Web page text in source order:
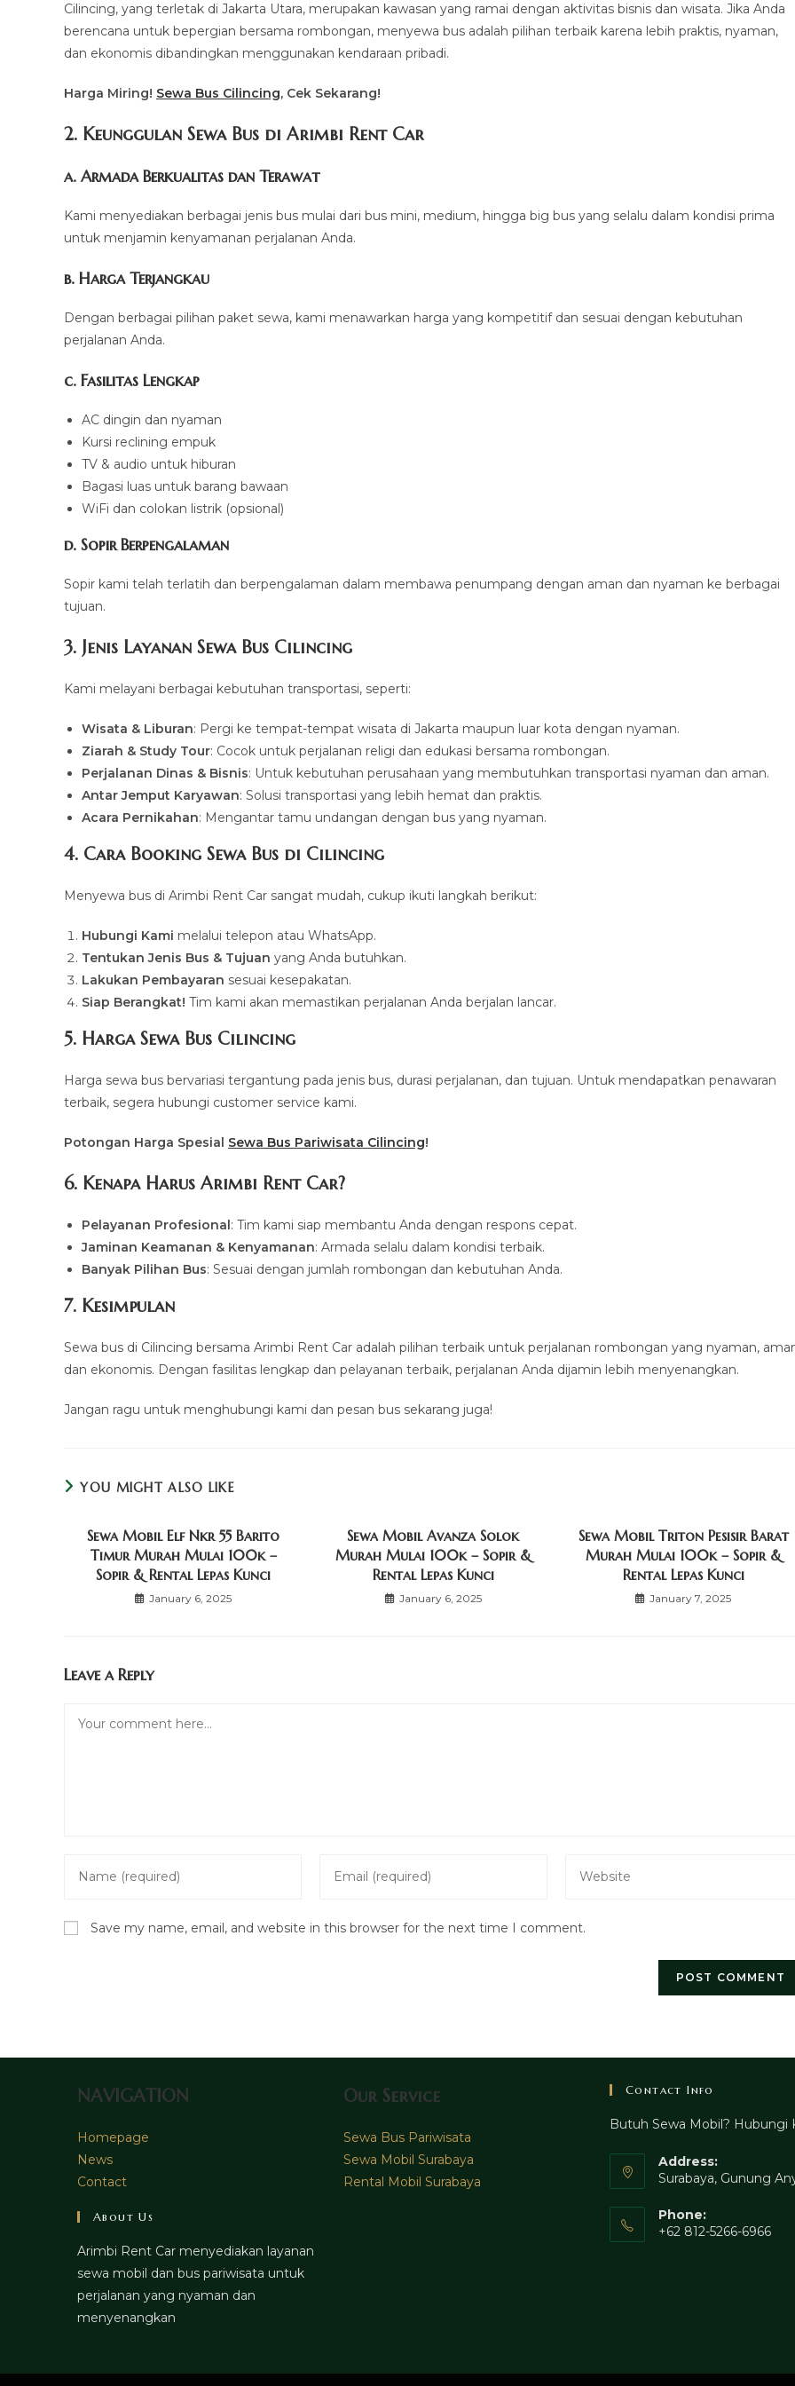
Cilincing, yang terletak di Jakarta Utara, merupakan kawasan yang ramai dengan aktivitas bisnis dan wisata. Jika Anda
berencana untuk bepergian bersama rombongan, menyewa bus adalah pilihan terbaik karena lebih praktis, nyaman,
dan ekonomis dibandingkan menggunakan kendaraan pribadi.
Harga Miring! Sewa Bus Cilincing, Cek Sekarang!
2. Keunggulan Sewa Bus di Arimbi Rent Car
a. Armada Berkualitas dan Terawat
Kami menyediakan berbagai jenis bus mulai dari bus mini, medium, hingga big bus yang selalu dalam kondisi prima
untuk menjamin kenyamanan perjalanan Anda.
b. Harga Terjangkau
Dengan berbagai pilihan paket sewa, kami menawarkan harga yang kompetitif dan sesuai dengan kebutuhan
perjalanan Anda.
c. Fasilitas Lengkap
AC dingin dan nyaman
Kursi reclining empuk
TV & audio untuk hiburan
Bagasi luas untuk barang bawaan
WiFi dan colokan listrik (opsional)
d. Sopir Berpengalaman
Sopir kami telah terlatih dan berpengalaman dalam membawa penumpang dengan aman dan nyaman ke berbagai
tujuan.
3. Jenis Layanan Sewa Bus Cilincing
Kami melayani berbagai kebutuhan transportasi, seperti:
Wisata & Liburan: Pergi ke tempat-tempat wisata di Jakarta maupun luar kota dengan nyaman.
Ziarah & Study Tour: Cocok untuk perjalanan religi dan edukasi bersama rombongan.
Perjalanan Dinas & Bisnis: Untuk kebutuhan perusahaan yang membutuhkan transportasi nyaman dan aman.
Antar Jemput Karyawan: Solusi transportasi yang lebih hemat dan praktis.
Acara Pernikahan: Mengantar tamu undangan dengan bus yang nyaman.
4. Cara Booking Sewa Bus di Cilincing
Menyewa bus di Arimbi Rent Car sangat mudah, cukup ikuti langkah berikut:
Hubungi Kami melalui telepon atau WhatsApp.
Tentukan Jenis Bus & Tujuan yang Anda butuhkan.
Lakukan Pembayaran sesuai kesepakatan.
Siap Berangkat! Tim kami akan memastikan perjalanan Anda berjalan lancar.
5. Harga Sewa Bus Cilincing
Harga sewa bus bervariasi tergantung pada jenis bus, durasi perjalanan, dan tujuan. Untuk mendapatkan penawaran
terbaik, segera hubungi customer service kami.
Potongan Harga Spesial Sewa Bus Pariwisata Cilincing!
6. Kenapa Harus Arimbi Rent Car?
Pelayanan Profesional: Tim kami siap membantu Anda dengan respons cepat.
Jaminan Keamanan & Kenyamanan: Armada selalu dalam kondisi terbaik.
Banyak Pilihan Bus: Sesuai dengan jumlah rombongan dan kebutuhan Anda.
7. Kesimpulan
Sewa bus di Cilincing bersama Arimbi Rent Car adalah pilihan terbaik untuk perjalanan rombongan yang nyaman,
dan ekonomis. Dengan fasilitas lengkap dan pelayanan terbaik, perjalanan Anda dijamin lebih menyenangkan.
Jangan ragu untuk menghubungi kami dan pesan bus sekarang juga!
YOU MIGHT ALSO LIKE
Sewa Mobil Elf Nkr 55 Barito
Timur Murah Mulai 100k –
Sopir & Rental Lepas Kunci
January 6, 2025
Sewa Mobil Avanza Solok
Murah Mulai 100k – Sopir &
Rental Lepas Kunci
January 6, 2025
Sewa Mobil Triton Pesisir Barat
Murah Mulai 100k – Sopir &
Rental Lepas Kunci
January 7, 2025
Leave a Reply
your
or
your
address
your
URL
Save my name, email, and website in this browser for the next time I comment.
NAVIGATION
Homepage
News
Contact
About Us
Arimbi Rent Car menyediakan layanan
sewa mobil dan bus pariwisata untuk
perjalanan yang nyaman dan
menyenangkan
Our Service
Sewa Bus Pariwisata
Sewa Mobil Surabaya
Rental Mobil Surabaya
Contact Info
Butuh Sewa Mobil? Hubungi
Address:
Surabaya, Gunung
Phone:
+62 812-5266-6966